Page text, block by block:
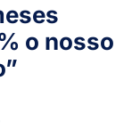
o nosso